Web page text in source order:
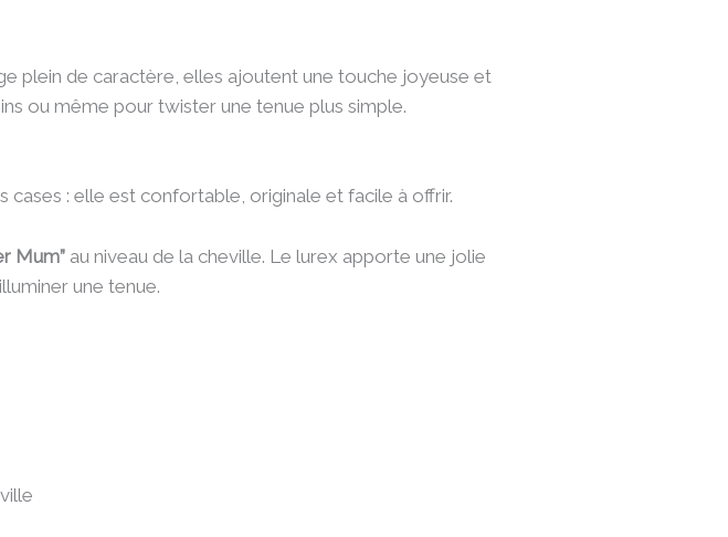
plein de caractère, elles ajoutent une touche joyeuse et
ou même pour twister une tenue plus simple.
: elle est confortable, originale et facile à offrir.
Mum” au niveau de la cheville. Le lurex apporte une jolie
une tenue.